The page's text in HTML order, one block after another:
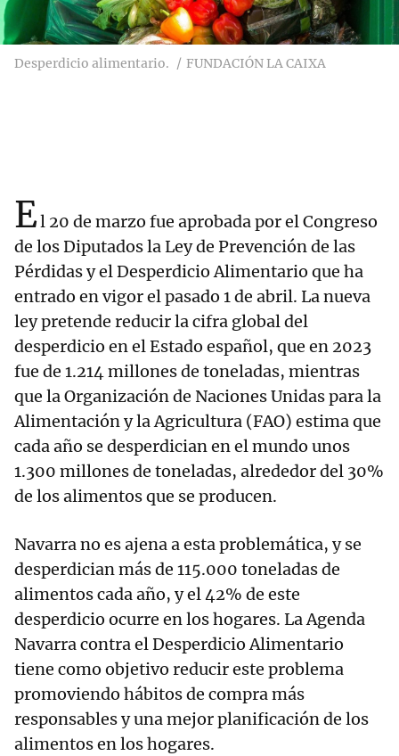
Desperdicio alimentario. FUNDACIÓN LA CAIXA
El 20 de marzo fue aprobada por el Congreso
de los Diputados la Ley de Prevención de las
Pérdidas y el Desperdicio Alimentario que ha
entrado en vigor el pasado 1 de abril. La nueva
ley pretende reducir la cifra global del
desperdicio en el Estado español, que en 2023
fue de 1.214 millones de toneladas, mientras
que la Organización de Naciones Unidas para la
Alimentación y la Agricultura (FAO) estima que
cada año se desperdician en el mundo unos
1.300 millones de toneladas, alrededor del 30%
de los alimentos que se producen.
Navarra no es ajena a esta problemática, y se
desperdician más de 115.000 toneladas de
alimentos cada año, y el 42% de este
desperdicio ocurre en los hogares. La Agenda
Navarra contra el Desperdicio Alimentario
tiene como objetivo reducir este problema
promoviendo hábitos de compra más
responsables y una mejor planificación de los
alimentos en los hogares.